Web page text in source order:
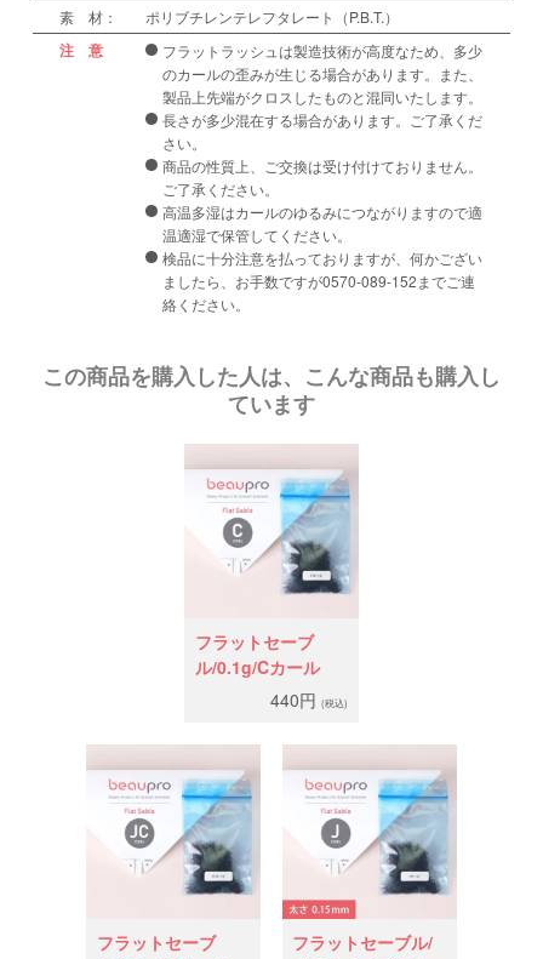
素 材：
ポリブチレンテレフタレート（P.B.T.）
注 意
フラットラッシュは製造技術が高度なため、多少
のカールの歪みが生じる場合があります。また、
製品上先端がクロスしたものと混同いたします。
長さが多少混在する場合があります。ご了承くだ
さい。
商品の性質上、ご交換は受け付けておりません。
ご了承ください。
高温多湿はカールのゆるみにつながりますので適
温適湿で保管してください。
検品に十分注意を払っておりますが、何かござい
ましたら、お手数ですが0570-089-152までご連
絡ください。
この商品を購入した人は、こんな商品も購入し
ています
フラットセーブ
ル/0.1g/Cカール
440円(税込)
フラットセーブ
フラットセーブル/